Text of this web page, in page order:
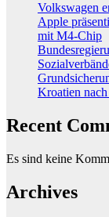
Volkswagen
Apple
mit M4-Chip
Kroatien
Recent
Es sind keine
Archives